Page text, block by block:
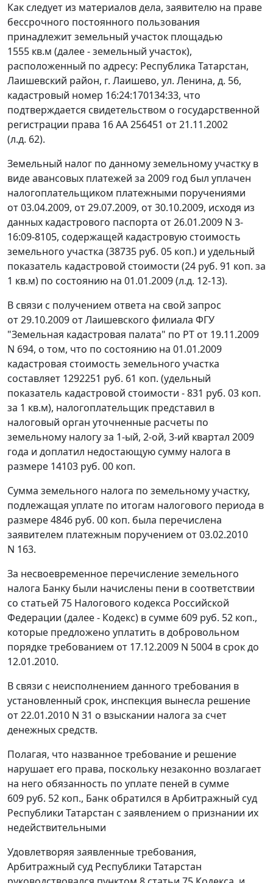
Как следует из материалов дела, заявителю на праве
бессрочного постоянного пользования
принадлежит земельный участок площадью
1555 кв.м (далее - земельный участок),
расположенный по адресу: Республика Татарстан,
Лаишевский район, г. Лаишево, ул. Ленина, д. 56,
кадастровый номер 16:24:170134:33, что
подтверждается свидетельством о государственной
регистрации права 16 АА 256451 от 21.11.2002
(л.д. 62).
Земельный налог по данному земельному участку в
виде авансовых платежей за 2009 год был уплачен
налогоплательщиком платежными поручениями
от 03.04.2009, от 29.07.2009, от 30.10.2009, исходя из
данных кадастрового паспорта от 26.01.2009 N 3-
16:09-8105, содержащей кадастровую стоимость
земельного участка (38735 руб. 05 коп.) и удельный
показатель кадастровой стоимости (24 руб. 91 коп. за
1 кв.м) по состоянию на 01.01.2009 (л.д. 12-13).
В связи с получением ответа на свой запрос
от 29.10.2009 от Лаишевского филиала ФГУ
"Земельная кадастровая палата" по РТ от 19.11.2009
N 694, о том, что по состоянию на 01.01.2009
кадастровая стоимость земельного участка
составляет 1292251 руб. 61 коп. (удельный
показатель кадастровой стоимости - 831 руб. 03 коп.
за 1 кв.м), налогоплательщик представил в
налоговый орган уточненные расчеты по
земельному налогу за 1-ый, 2-ой, 3-ий квартал 2009
года и доплатил недостающую сумму налога в
размере 14103 руб. 00 коп.
Сумма земельного налога по земельному участку,
подлежащая уплате по итогам налогового периода в
размере 4846 руб. 00 коп. была перечислена
заявителем платежным поручением от 03.02.2010
N 163.
За несвоевременное перечисление земельного
налога Банку были начислены пени в соответствии
со статьей 75 Налогового кодекса Российской
Федерации (далее - Кодекс) в сумме 609 руб. 52 коп.,
которые предложено уплатить в добровольном
порядке требованием от 17.12.2009 N 5004 в срок до
12.01.2010.
В связи с неисполнением данного требования в
установленный срок, инспекция вынесла решение
от 22.01.2010 N 31 о взыскании налога за счет
денежных средств.
Полагая, что названное требование и решение
нарушает его права, поскольку незаконно возлагает
на него обязанность по уплате пеней в сумме
609 руб. 52 коп., Банк обратился в Арбитражный суд
Республики Татарстан с заявлением о признании их
недействительными
Удовлетворяя заявленные требования,
Арбитражный суд Республики Татарстан